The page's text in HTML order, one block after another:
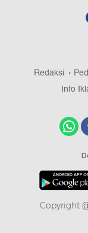
Redaksi
Info
Copyright